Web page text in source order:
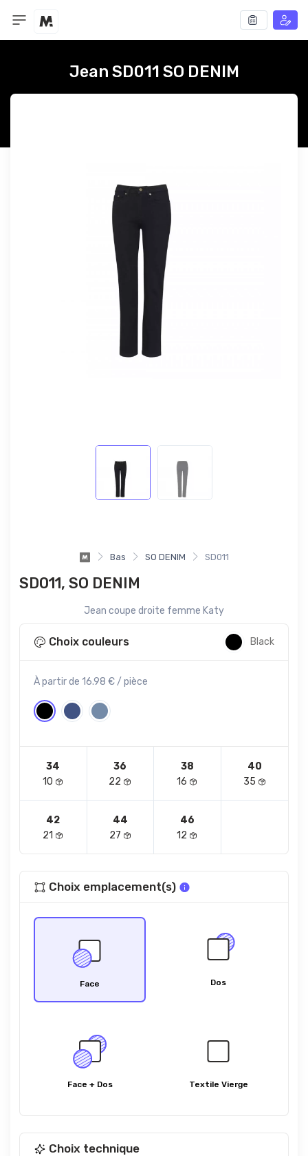
Jean SD011 SO DENIM
Bas SO DENIM SD011
SD011, SO DENIM
Jean coupe droite femme Katy
Choix couleurs Black
À partir de 16.98 € / pièce
34
10
36
22
38
16
40
35
42
21
44
27
46
12
Choix emplacement(s)
Face Dos
Face + Dos Textile Vierge
Choix technique